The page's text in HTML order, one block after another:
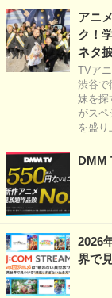
アニ
ク！
ネタ
TVア
渋谷で
妹を探
がスペ
を盛り
DMM
2026
界で